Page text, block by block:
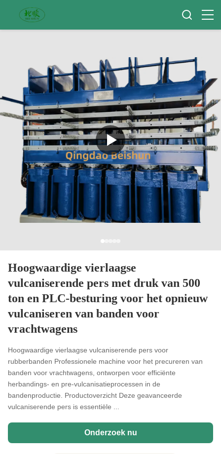
Hoogwaardige vierlaagse
vulcaniserende pers met druk van 500
ton en PLC-besturing voor het opnieuw
vulcaniseren van banden voor
vrachtwagens
Hoogwaardige vierlaagse vulcaniserende pers voor
rubberbanden Professionele machine voor het precureren van
banden voor vrachtwagens, ontworpen voor efficiënte
herbandings- en pre-vulcanisatieprocessen in de
bandenproductie. Productoverzicht Deze geavanceerde
vulcaniserende pers is essentiële ...
Onderzoek nu